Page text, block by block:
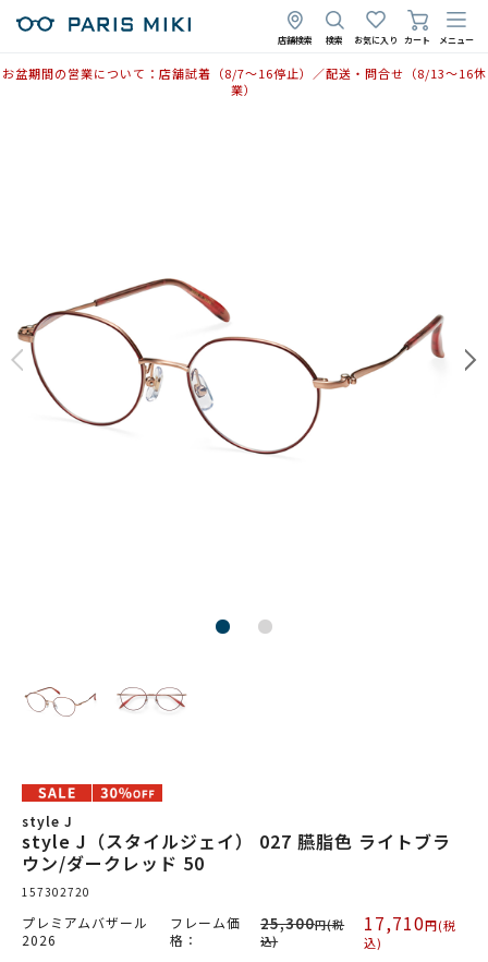
店舗検索 検索 お気に入り カート メニュー
お盆期間の営業について：店舗試着（8/7〜16停止）／配送・問合せ（8/13〜16休
業）
style J
style J（スタイルジェイ） 027 臙脂色 ライトブラ
ウン/ダークレッド 50
157302720
プレミアムバザール
2026
フレーム価
格：
25,300円(税
込)
17,710円(税
込)